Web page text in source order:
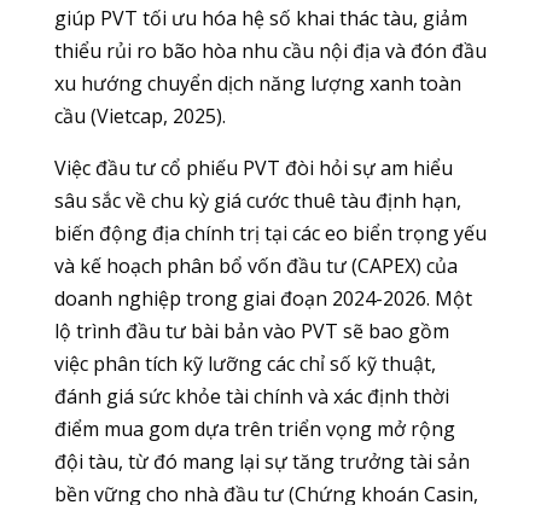
giúp PVT tối ưu hóa hệ số khai thác tàu, giảm
thiểu rủi ro bão hòa nhu cầu nội địa và đón đầu
xu hướng chuyển dịch năng lượng xanh toàn
cầu (Vietcap, 2025).
Việc đầu tư cổ phiếu PVT đòi hỏi sự am hiểu
sâu sắc về chu kỳ giá cước thuê tàu định hạn,
biến động địa chính trị tại các eo biển trọng yếu
và kế hoạch phân bổ vốn đầu tư (CAPEX) của
doanh nghiệp trong giai đoạn 2024-2026. Một
lộ trình đầu tư bài bản vào PVT sẽ bao gồm
việc phân tích kỹ lưỡng các chỉ số kỹ thuật,
đánh giá sức khỏe tài chính và xác định thời
điểm mua gom dựa trên triển vọng mở rộng
đội tàu, từ đó mang lại sự tăng trưởng tài sản
bền vững cho nhà đầu tư (Chứng khoán Casin,